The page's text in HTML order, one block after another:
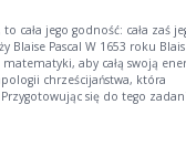
cała jego godność: cała zaś
aby całą swoją
chrześcijaństwa, która
się do tego